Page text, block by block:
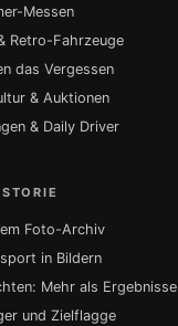
Messen
Retro-Fahrzeuge
das Vergessen
& Auktionen
& Daily Driver
Foto-Archiv
in Bildern
Mehr als Ergebnisse
und Zielflagge